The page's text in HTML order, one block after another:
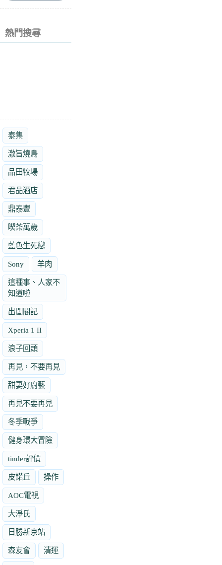
熱門搜尋
泰集
激旨燒鳥
品田牧場
君品酒店
鼎泰豐
喫茶萬歲
藍色生死戀
Sony 羊肉
這種事、人家不
知道啦
出閨閣記
Xperia 1 II
浪子回頭
再見，不要再見
甜妻好廚藝
再見不要再見
冬季戰爭
健身環大冒險
tinder評價
皮諾丘 操作
AOC電視
大淨氏
日勝新京站
森友會 清運